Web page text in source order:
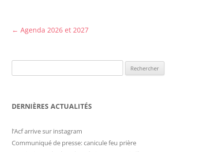
Navigation
← Agenda 2026 et 2027
DERNIÈRES ACTUALITÉS
l’Acf arrive sur instagram
Communiqué de presse: canicule feu prière